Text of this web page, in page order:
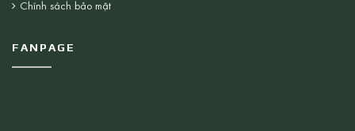
Chính sách bảo mật
FANPAGE